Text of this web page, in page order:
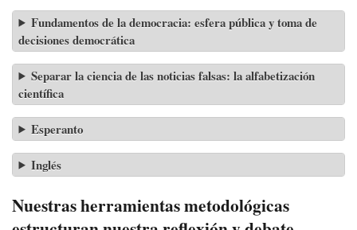
Fundamentos de la democracia: esfera pública y toma de
decisiones democrática
Separar la ciencia de las noticias falsas: la alfabetización
científica
Esperanto
Inglés
Nuestras herramientas metodológicas